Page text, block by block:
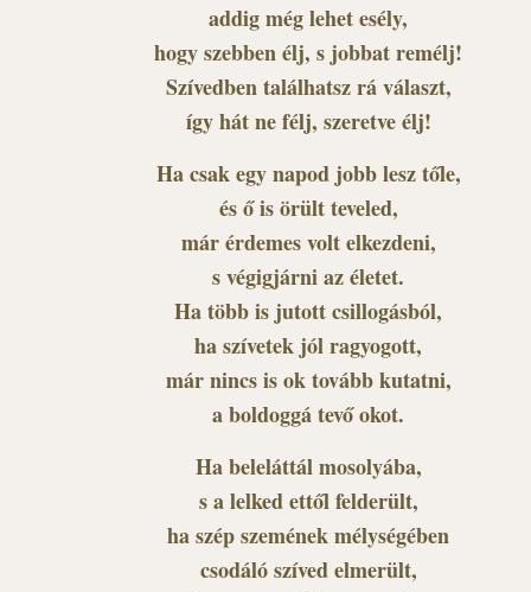
addig még lehet esély,
hogy szebben élj, s jobbat remélj!
Szívedben találhatsz rá választ,
így hát ne félj, szeretve élj!
Ha csak egy napod jobb lesz tőle,
és ő is örült teveled,
már érdemes volt elkezdeni,
s végigjárni az életet.
Ha több is jutott csillogásból,
ha szívetek jól ragyogott,
már nincs is ok tovább kutatni,
a boldoggá tevő okot.
Ha beleláttál mosolyába,
s a lelked ettől felderült,
ha szép szemének mélységében
csodáló szíved elmerült,